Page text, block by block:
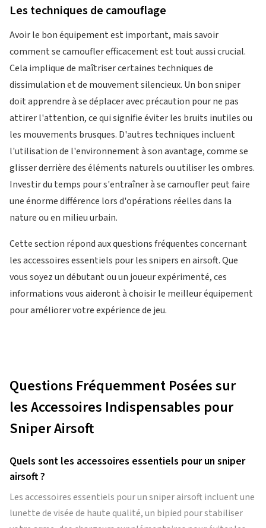
Les techniques de camouflage
Avoir le bon équipement est important, mais savoir
comment se camoufler efficacement est tout aussi crucial.
Cela implique de maîtriser certaines techniques de
dissimulation et de mouvement silencieux. Un bon sniper
doit apprendre à se déplacer avec précaution pour ne pas
attirer l'attention, ce qui signifie éviter les bruits inutiles ou
les mouvements brusques. D'autres techniques incluent
l'utilisation de l'environnement à son avantage, comme se
glisser derrière des éléments naturels ou utiliser les ombres.
Investir du temps pour s'entraîner à se camoufler peut faire
une énorme différence lors d'opérations réelles dans la
nature ou en milieu urbain.
Cette section répond aux questions fréquentes concernant
les accessoires essentiels pour les snipers en airsoft. Que
vous soyez un débutant ou un joueur expérimenté, ces
informations vous aideront à choisir le meilleur équipement
pour améliorer votre expérience de jeu.
Questions Fréquemment Posées sur
les Accessoires Indispensables pour
Sniper Airsoft
Quels sont les accessoires essentiels pour un sniper
airsoft ?
Les accessoires essentiels pour un sniper airsoft incluent une
lunette de visée de haute qualité, un bipied pour stabiliser